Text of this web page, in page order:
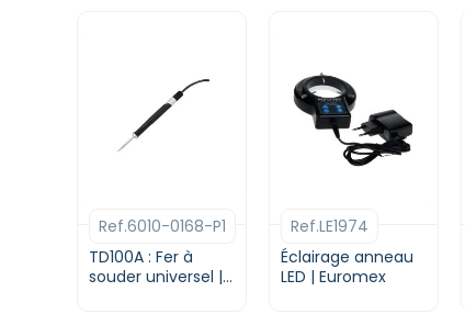
TD100A : Fer à
souder universel |
Ref.6010-0168-P1
Éclairage anneau
LED | Euromex
Ref.LE1974